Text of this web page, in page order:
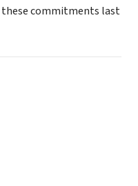
these commitments last